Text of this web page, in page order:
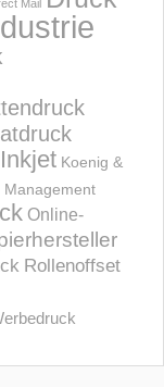
Mail
Inkjet Koenig &
Management
Online-
Rollenoffset